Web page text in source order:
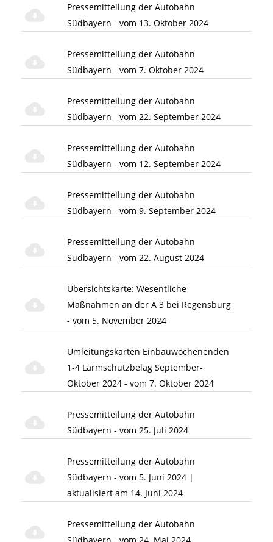
Pressemitteilung der Autobahn
Südbayern - vom 13. Oktober 2024
Pressemitteilung der Autobahn
Südbayern - vom 7. Oktober 2024
Pressemitteilung der Autobahn
Südbayern - vom 22. September 2024
Pressemitteilung der Autobahn
Südbayern - vom 12. September 2024
Pressemitteilung der Autobahn
Südbayern - vom 9. September 2024
Pressemitteilung der Autobahn
Südbayern - vom 22. August 2024
Übersichtskarte: Wesentliche
Maßnahmen an der A 3 bei Regensburg
- vom 5. November 2024
Umleitungskarten Einbauwochenenden
1-4 Lärmschutzbelag September-
Oktober 2024 - vom 7. Oktober 2024
Pressemitteilung der Autobahn
Südbayern - vom 25. Juli 2024
Pressemitteilung der Autobahn
Südbayern - vom 5. Juni 2024 |
aktualisiert am 14. Juni 2024
Pressemitteilung der Autobahn